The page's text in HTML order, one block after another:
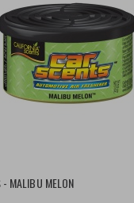
- MALIBU MELON